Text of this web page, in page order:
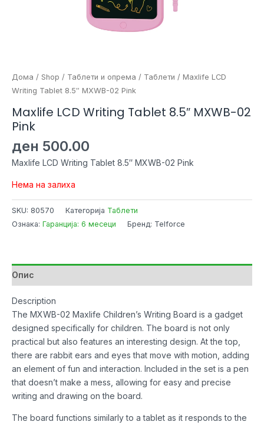
Дома / Shop / Таблети и опрема / Таблети / Maxlife LCD
Writing Tablet 8.5″ MXWB-02 Pink
Maxlife LCD Writing Tablet 8.5″ MXWB-02
Pink
ден 500.00
Maxlife LCD Writing Tablet 8.5″ MXWB-02 Pink
Нема на залиха
SKU: 80570 Категорија Таблети
Ознака: Гаранција: 6 месеци Бренд: Telforce
Опис
Description
The MXWB-02 Maxlife Children’s Writing Board is a gadget
designed specifically for children. The board is not only
practical but also features an interesting design. At the top,
there are rabbit ears and eyes that move with motion, adding
an element of fun and interaction. Included in the set is a pen
that doesn’t make a mess, allowing for easy and precise
writing and drawing on the board.
The board functions similarly to a tablet as it responds to the